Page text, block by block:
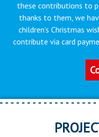
these contributions to
thanks to them, we
children’s Christmas
contribute via card